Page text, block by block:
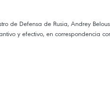
de Defensa de Rusia, Andrey
y efectivo, en correspondencia